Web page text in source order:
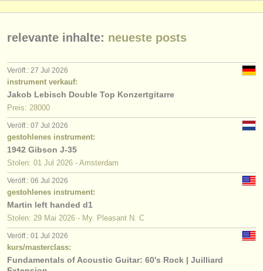
relevante inhalte: neueste posts
Veröff.: 27 Jul 2026
instrument verkauf:
Jakob Lebisch Double Top Konzertgitarre
Preis: 28000
Veröff.: 07 Jul 2026
gestohlenes instrument:
1942 Gibson J-35
Stolen: 01 Jul 2026 - Amsterdam
Veröff.: 06 Jul 2026
gestohlenes instrument:
Martin left handed d1
Stolen: 29 Mai 2026 - My. Pleasant N. C
Veröff.: 01 Jul 2026
kurs/masterclass:
Fundamentals of Acoustic Guitar: 60's Rock | Juilliard